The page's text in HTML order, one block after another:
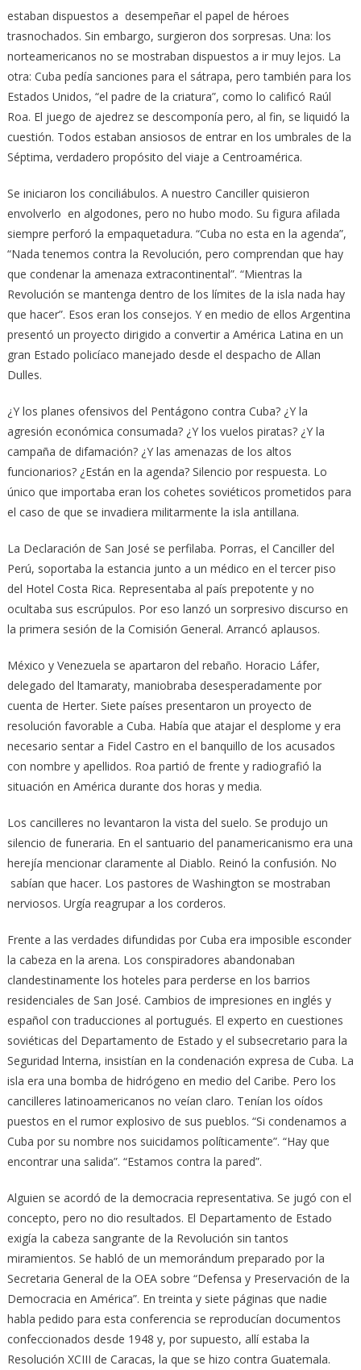
estaban dispuestos a desempeñar el papel de héroes
trasnochados. Sin embargo, surgieron dos sorpresas. Una: los
norteamericanos no se mostraban dispuestos a ir muy lejos. La
otra: Cuba pedía sanciones para el sátrapa, pero también para los
Estados Unidos, “el padre de la criatura”, como lo calificó Raúl
Roa. El juego de ajedrez se descomponía pero, al fin, se liquidó la
cuestión. Todos estaban ansiosos de entrar en los umbrales de la
Séptima, verdadero propósito del viaje a Centroamérica.
Se iniciaron los conciliábulos. A nuestro Canciller quisieron
envolverlo en algodones, pero no hubo modo. Su figura afilada
siempre perforó la empaquetadura. “Cuba no esta en la agenda”,
“Nada tenemos contra la Revolución, pero comprendan que hay
que condenar la amenaza extracontinental”. “Mientras la
Revolución se mantenga dentro de los límites de la isla nada hay
que hacer”. Esos eran los consejos. Y en medio de ellos Argentina
presentó un proyecto dirigido a convertir a América Latina en un
gran Estado policíaco manejado desde el despacho de Allan
Dulles.
¿Y los planes ofensivos del Pentágono contra Cuba? ¿Y la
agresión económica consumada? ¿Y los vuelos piratas? ¿Y la
campaña de difamación? ¿Y las amenazas de los altos
funcionarios? ¿Están en la agenda? Silencio por respuesta. Lo
único que importaba eran los cohetes soviéticos prometidos para
el caso de que se invadiera militarmente la isla antillana.
La Declaración de San José se perfilaba. Porras, el Canciller del
Perú, soportaba la estancia junto a un médico en el tercer piso
del Hotel Costa Rica. Representaba al país prepotente y no
ocultaba sus escrúpulos. Por eso lanzó un sorpresivo discurso en
la primera sesión de la Comisión General. Arrancó aplausos.
México y Venezuela se apartaron del rebaño. Horacio Láfer,
delegado del ltamaraty, maniobraba desesperadamente por
cuenta de Herter. Siete países presentaron un proyecto de
resolución favorable a Cuba. Había que atajar el desplome y era
necesario sentar a Fidel Castro en el banquillo de los acusados
con nombre y apellidos. Roa partió de frente y radiografió la
situación en América durante dos horas y media.
Los cancilleres no levantaron la vista del suelo. Se produjo un
silencio de funeraria. En el santuario del panamericanismo era una
herejía mencionar claramente al Diablo. Reinó la confusión. No
sabían que hacer. Los pastores de Washington se mostraban
nerviosos. Urgía reagrupar a los corderos.
Frente a las verdades difundidas por Cuba era imposible esconder
la cabeza en la arena. Los conspiradores abandonaban
clandestinamente los hoteles para perderse en los barrios
residenciales de San José. Cambios de impresiones en inglés y
español con traducciones al portugués. El experto en cuestiones
soviéticas del Departamento de Estado y el subsecretario para la
Seguridad lnterna, insistían en la condenación expresa de Cuba. La
isla era una bomba de hidrógeno en medio del Caribe. Pero los
cancilleres latinoamericanos no veían claro. Tenían los oídos
puestos en el rumor explosivo de sus pueblos. “Si condenamos a
Cuba por su nombre nos suicidamos políticamente”. “Hay que
encontrar una salida”. “Estamos contra la pared”.
Alguien se acordó de la democracia representativa. Se jugó con el
concepto, pero no dio resultados. El Departamento de Estado
exigía la cabeza sangrante de la Revolución sin tantos
miramientos. Se habló de un memorándum preparado por la
Secretaria General de la OEA sobre “Defensa y Preservación de la
Democracia en América”. En treinta y siete páginas que nadie
habla pedido para esta conferencia se reproducían documentos
confeccionados desde 1948 y, por supuesto, allí estaba la
Resolución XCIII de Caracas, la que se hizo contra Guatemala.